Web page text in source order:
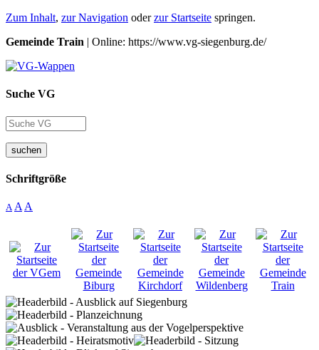
Zum Inhalt, zur Navigation oderzur Startseite springen.
Gemeinde Train | Online: https://www.vg-siegenburg.de/
Suche VG
suchen
Schriftgröße
A A A